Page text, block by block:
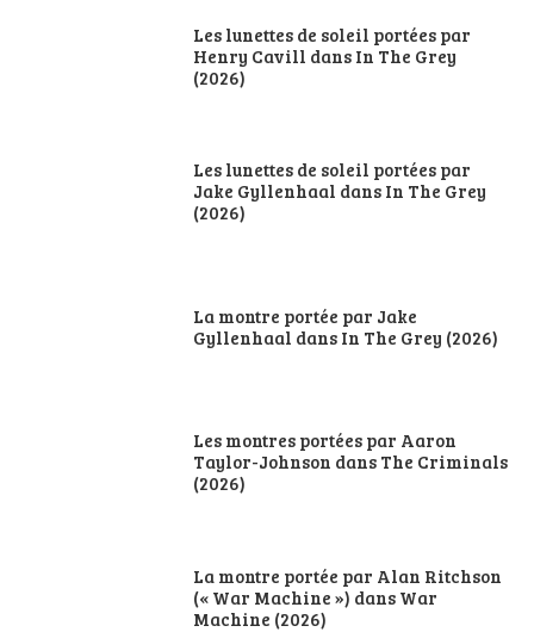
Les lunettes de soleil portées par
Henry Cavill dans In The Grey
(2026)
Les lunettes de soleil portées par
Jake Gyllenhaal dans In The Grey
(2026)
La montre portée par Jake
Gyllenhaal dans In The Grey (2026)
Les montres portées par Aaron
Taylor-Johnson dans The Criminals
(2026)
La montre portée par Alan Ritchson
(« War Machine ») dans War
Machine (2026)